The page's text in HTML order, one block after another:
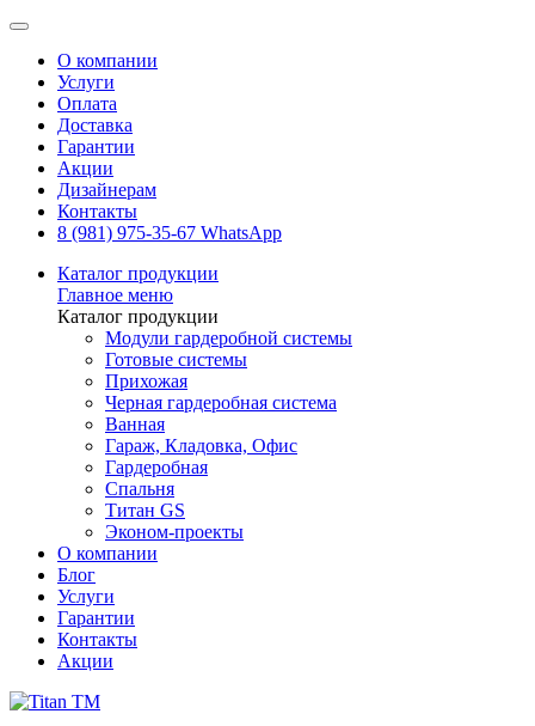
О компании
Услуги
Оплата
Доставка
Гарантии
Акции
Дизайнерам
Контакты
8 (981) 975-35-67 WhatsApp
Каталог продукции
Главное меню
Каталог продукции
Модули гардеробной системы
Готовые системы
Прихожая
Черная гардеробная система
Ванная
Гараж, Кладовка, Офис
Гардеробная
Спальня
Титан GS
Эконом-проекты
О компании
Блог
Услуги
Гарантии
Контакты
Акции